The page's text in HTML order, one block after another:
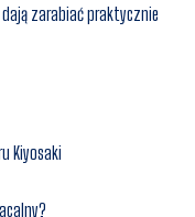
zarabiać praktycznie
Kiyosaki